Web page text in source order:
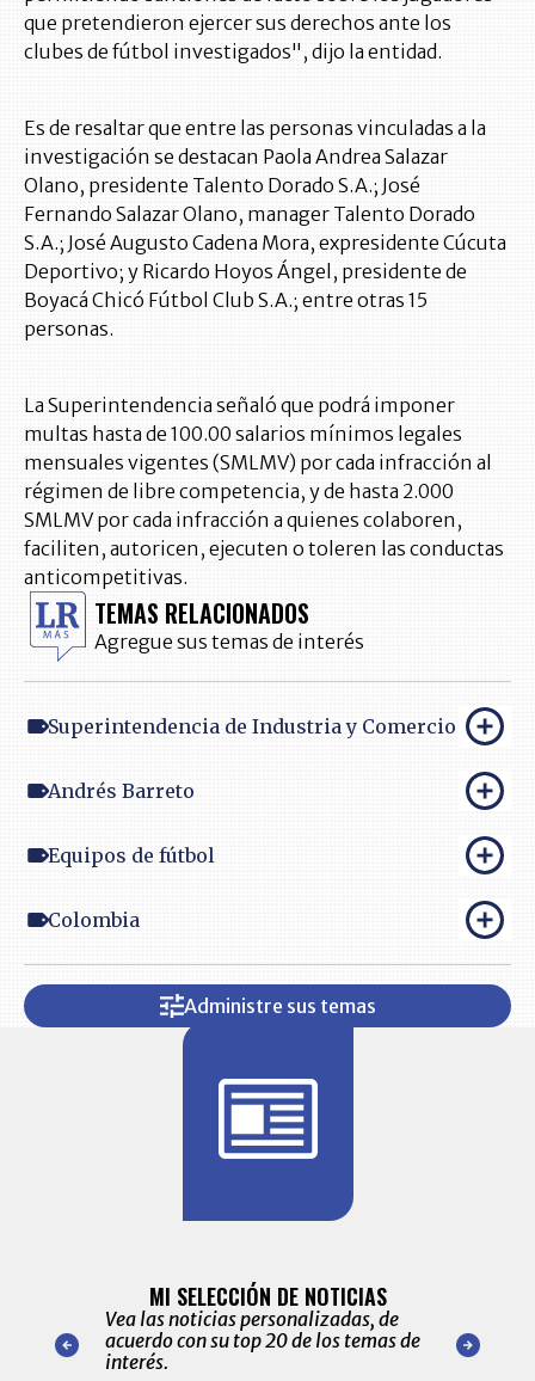
que pretendieron ejercer sus derechos ante los
clubes de fútbol investigados", dijo la entidad.
Es de resaltar que entre las personas vinculadas a la
investigación se destacan Paola Andrea Salazar
Olano, presidente Talento Dorado S.A.; José
Fernando Salazar Olano, manager Talento Dorado
S.A.; José Augusto Cadena Mora, expresidente Cúcuta
Deportivo; y Ricardo Hoyos Ángel, presidente de
Boyacá Chicó Fútbol Club S.A.; entre otras 15
personas.
La Superintendencia señaló que podrá imponer
multas hasta de 100.00 salarios mínimos legales
mensuales vigentes (SMLMV) por cada infracción al
régimen de libre competencia, y de hasta 2.000
SMLMV por cada infracción a quienes colaboren,
faciliten, autoricen, ejecuten o toleren las conductas
anticompetitivas.
TEMAS RELACIONADOS
Agregue sus temas de interés
Superintendencia de Industria y Comercio
Andrés Barreto
Equipos de fútbol
Colombia
Administre sus temas
nuestro
para
MI SELECCIÓN DE NOTICIAS
Vea las noticias personalizadas, de
acuerdo con su top 20 de los temas de
interés.
de las